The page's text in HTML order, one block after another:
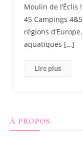
Moulin de l’Éclis
45 Campings
régions
aquatiques […]
Lire plus
À PROPOS